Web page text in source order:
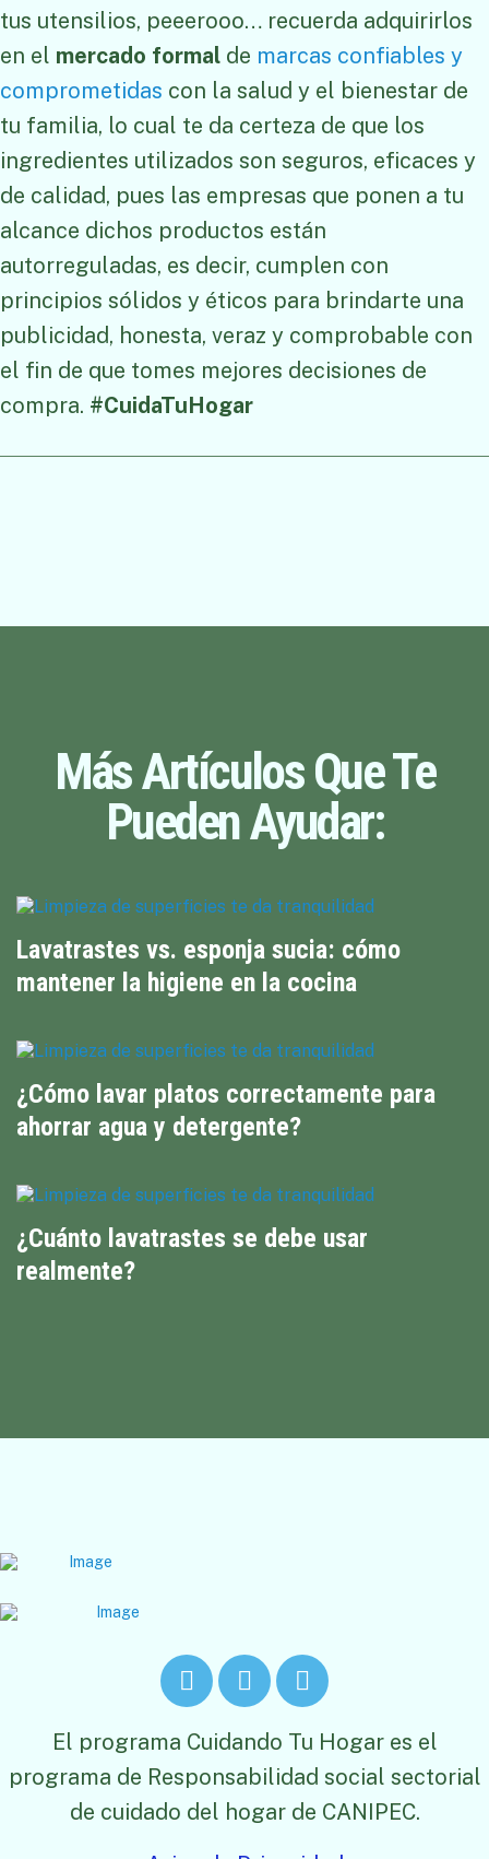
tus utensilios, peeerooo… recuerda adquirirlos
en el mercado formal de marcas confiables y
comprometidas con la salud y el bienestar de
tu familia, lo cual te da certeza de que los
ingredientes utilizados son seguros, eficaces y
de calidad, pues las empresas que ponen a tu
alcance dichos productos están
autorreguladas, es decir, cumplen con
principios sólidos y éticos para brindarte una
publicidad, honesta, veraz y comprobable con
el fin de que tomes mejores decisiones de
compra. #CuidaTuHogar
Más Artículos Que Te
Pueden Ayudar:
Lavatrastes vs. esponja sucia: cómo
mantener la higiene en la cocina
¿Cómo lavar platos correctamente para
ahorrar agua y detergente?
¿Cuánto lavatrastes se debe usar
realmente?
El programa Cuidando Tu Hogar es el
programa de Responsabilidad social sectorial
de cuidado del hogar de CANIPEC.